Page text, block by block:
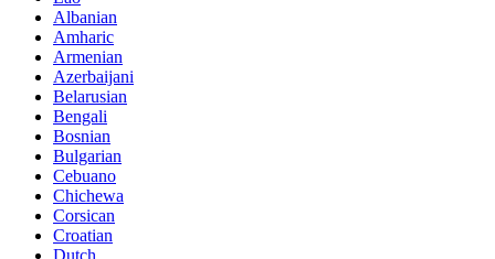
Albanian
Amharic
Armenian
Azerbaijani
Belarusian
Bengali
Bosnian
Bulgarian
Cebuano
Chichewa
Corsican
Croatian
Dutch